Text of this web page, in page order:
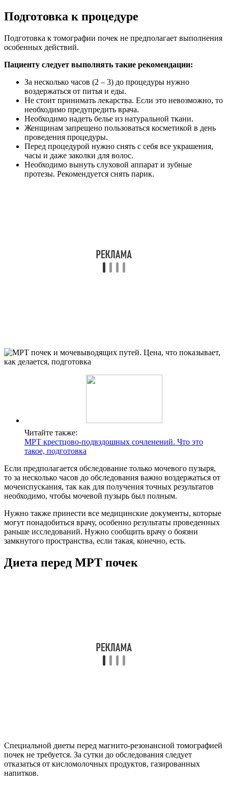
Подготовка к процедуре
Подготовка к томографии почек не предполагает выполнения
особенных действий.
Пациенту следует выполнять такие рекомендации:
За несколько часов (2 – 3) до процедуры нужно
воздержаться от питья и еды.
Не стоит принимать лекарства. Если это невозможно, то
необходимо предупредить врача.
Необходимо надеть белье из натуральной ткани.
Женщинам запрещено пользоваться косметикой в день
проведения процедуры.
Перед процедурой нужно снять с себя все украшения,
часы и даже заколки для волос.
Необходимо вынуть слуховой аппарат и зубные
протезы. Рекомендуется снять парик.
Читайте также:
МРТ крестцово-подвздошных сочленений. Что это
такое, подготовка
Если предполагается обследование только мочевого пузыря,
то за несколько часов до обследования важно воздержаться от
мочеиспускания, так как для получения точных результатов
необходимо, чтобы мочевой пузырь был полным.
Нужно также принести все медицинские документы, которые
могут понадобиться врачу, особенно результаты проведенных
раньше исследований. Нужно сообщить врачу о боязни
замкнутого пространства, если такая, конечно, есть.
Диета перед МРТ почек
Специальной диеты перед магнито-резонансной томографией
почек не требуется. За сутки до обследования следует
отказаться от кисломолочных продуктов, газированных
напитков.